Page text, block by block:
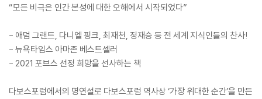
“모든 비극은 인간 본성에 대한 오해에서 시작되었다”
- 애덤 그랜트, 다니엘 핑크, 최재천, 정재승 등 전 세계 지식인들의 찬사!
- 뉴욕타임스 아마존 베스트셀러
- 2021 포브스 선정 희망을 선사하는 책
다보스포럼에서의 명연설로 다보스포럼 역사상 ‘가장 위대한 순간’을 만든